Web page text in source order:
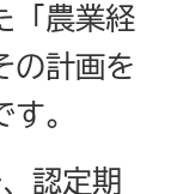
「農業経
の計画を
。
認定期